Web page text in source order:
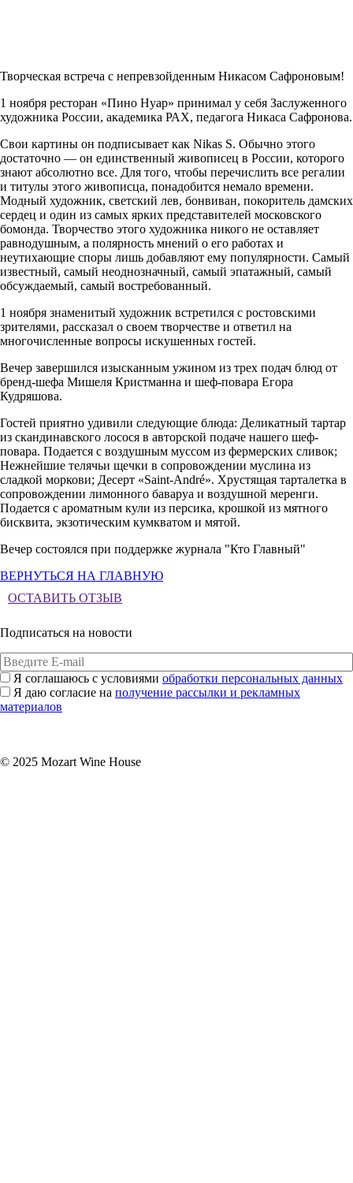
Творческая встреча с непревзойденным Никасом Сафроновым!
1 ноября ресторан «Пино Нуар» принимал у себя Заслуженного
художника России, академика РАХ, педагога Никаса Сафронова.
Свои картины он подписывает как Nikas S. Обычно этого
достаточно — он единственный живописец в России, которого
знают абсолютно все. Для того, чтобы перечислить все регалии
и титулы этого живописца, понадобится немало времени.
Модный художник, светский лев, бонвиван, покоритель дамских
сердец и один из самых ярких представителей московского
бомонда. Творчество этого художника никого не оставляет
равнодушным, а полярность мнений о его работах и
неутихающие споры лишь добавляют ему популярности. Самый
известный, самый неоднозначный, самый эпатажный, самый
обсуждаемый, самый востребованный.
1 ноября знаменитый художник встретился с ростовскими
зрителями, рассказал о своем творчестве и ответил на
многочисленные вопросы искушенных гостей.
Вечер завершился изысканным ужином из трех подач блюд от
бренд-шефа Мишеля Кристманна и шеф-повара Егора
Кудряшова.
Гостей приятно удивили следующие блюда: Деликатный тартар
из скандинавского лосося в авторской подаче нашего шеф-
повара. Подается с воздушным муссом из фермерских сливок;
Нежнейшие телячьи щечки в сопровождении муслина из
сладкой моркови; Десерт «Saint-André». Хрустящая тарталетка в
сопровождении лимонного баваруа и воздушной меренги.
Подается с ароматным кули из персика, крошкой из мятного
бисквита, экзотическим кумкватом и мятой.
Вечер состоялся при поддержке журнала "Кто Главный"
ВЕРНУТЬСЯ НА ГЛАВНУЮ
ОСТАВИТЬ ОТЗЫВ
Подписаться на новости
Я соглашаюсь с условиями обработки персональных данных
Я даю согласие на получение рассылки и рекламных
материалов
© 2025 Mozart Wine House